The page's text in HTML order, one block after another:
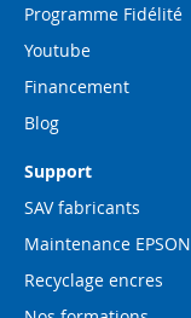
Programme Fidélité
Youtube
Financement
Blog
Support
SAV fabricants
Maintenance EPSON
Recyclage encres